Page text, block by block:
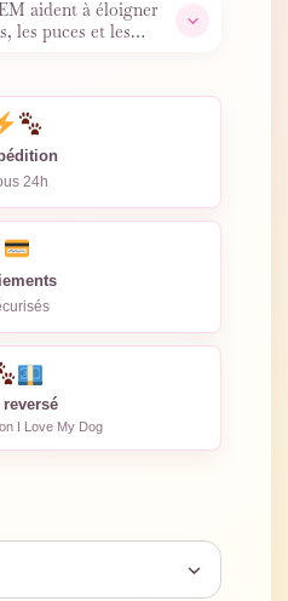
aident à éloigner
les puces et les
24h
reversé
I Love My Dog